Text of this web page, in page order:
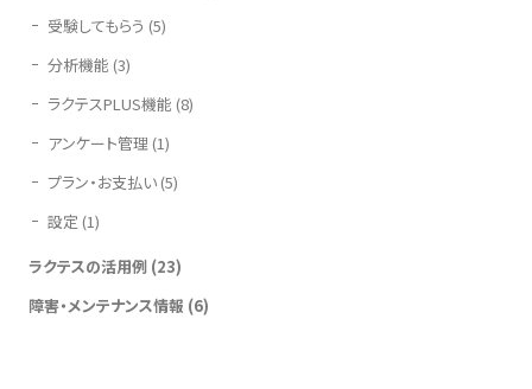
受験してもらう (5)
分析機能 (3)
ラクテスPLUS機能 (8)
アンケート管理(1)
プラン・お支払い(5)
設定 (1)
ラクテスの活用例(23)
障害・メンテナンス情報 (6)